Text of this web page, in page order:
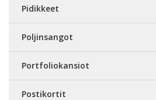
Pidikkeet
Poljinsangot
Portfoliokansiot
Postikortit